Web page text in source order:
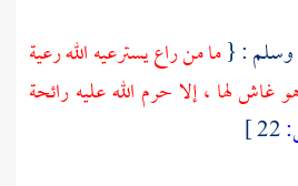
وسلم : {ما من راع يسترعيه الله رعية
لها ، إلا حرم الله عليه رائحة